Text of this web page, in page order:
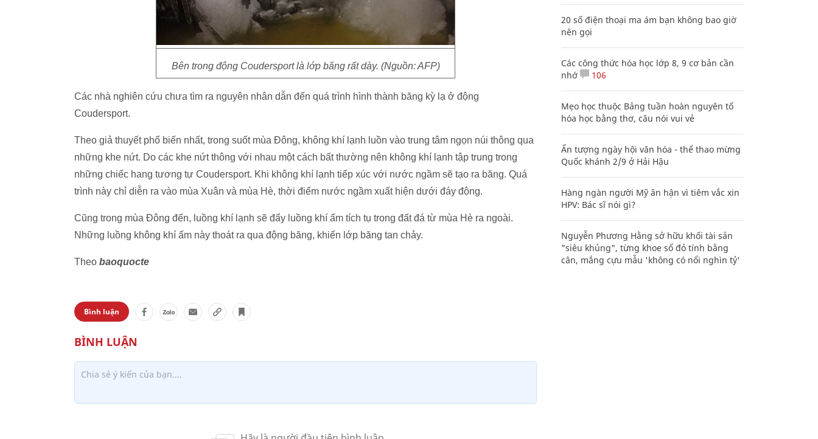
Bên trong động Coudersport là lớp băng rất dày. (Nguồn: AFP)
Các nhà nghiên cứu chưa tìm ra nguyên nhân dẫn đến quá trình hình thành băng kỳ lạ ở động
Coudersport.
Theo giả thuyết phổ biến nhất, trong suốt mùa Đông, không khí lạnh luồn vào trung tâm ngọn núi thông qua
những khe nứt. Do các khe nứt thông với nhau một cách bất thường nên không khí lạnh tập trung trong
những chiếc hang tương tự Coudersport. Khi không khí lạnh tiếp xúc với nước ngầm sẽ tạo ra băng. Quá
trình này chỉ diễn ra vào mùa Xuân và mùa Hè, thời điểm nước ngầm xuất hiện dưới đáy động.
Cũng trong mùa Đông đến, luồng khí lạnh sẽ đẩy luồng khí ấm tích tụ trong đất đá từ mùa Hè ra ngoài.
Những luồng không khí ấm này thoát ra qua động băng, khiến lớp băng tan chảy.
Theo baoquocte
Bình luận
20 số điện thoại ma ám bạn không bao giờ
nên gọi
Các công thức hóa học lớp 8, 9 cơ bản cần
nhớ
106
Mẹo học thuộc Bảng tuần hoàn nguyên tố
hóa học bằng thơ, câu nói vui vẻ
Ấn tượng ngày hội văn hóa - thể thao mừng
Quốc khánh 2/9 ở Hải Hậu
Hàng ngàn người Mỹ ân hận vì tiêm vắc xin
HPV: Bác sĩ nói gì?
Nguyễn Phương Hằng sở hữu khối tài sản
"siêu khủng", từng khoe sổ đỏ tính bằng
cân, mắng cựu mẫu 'không có nổi nghìn tỷ'